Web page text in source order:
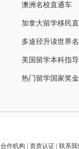
澳洲名校直通车
加拿大留学移民
多途径升读世界
美国留学本科指导
热门留学国家奖
合作机构 | 资质认证| 联系我